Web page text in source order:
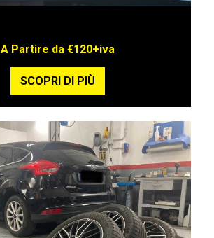
A Partire da €120+iva
SCOPRI DI PIÙ